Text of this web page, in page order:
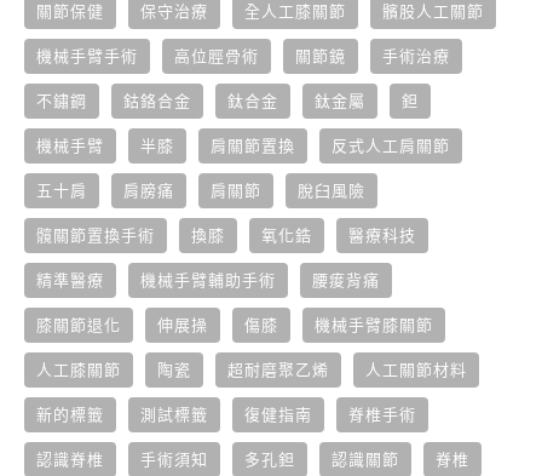
關節保健 保守治療 全人工膝關節 髕股人工關節
機械手臂手術 高位脛骨術 關節鏡 手術治療
不鏽鋼 鈷鉻合金 鈦合金 鈦金屬 鉭
機械手臂 半膝 肩關節置換 反式人工肩關節
五十肩 肩膀痛 肩關節 脫臼風險
髖關節置換手術 換膝 氧化鋯 醫療科技
精準醫療 機械手臂輔助手術 腰痠背痛
膝關節退化 伸展操 傷膝 機械手臂膝關節
人工膝關節 陶瓷 超耐磨聚乙烯 人工關節材料
新的標籤 測試標籤 復健指南 脊椎手術
認識脊椎 手術須知 多孔鉭 認識關節 脊椎